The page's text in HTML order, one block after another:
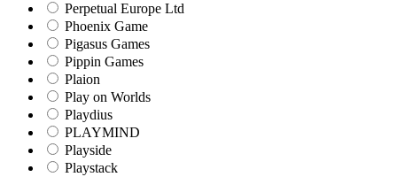
Perpetual Europe Ltd
Phoenix Game
Pigasus Games
Pippin Games
Plaion
Play on Worlds
Playdius
PLAYMIND
Playside
Playstack